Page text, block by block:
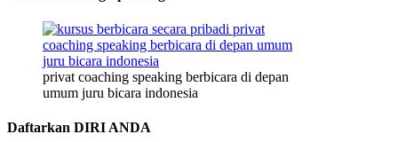
privat coaching speaking berbicara di depan
umum juru bicara indonesia
Daftarkan DIRI ANDA